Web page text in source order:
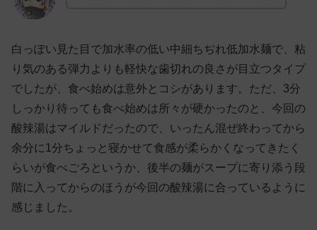
白っぽい見た目で加水率の低い中細ちぢれ低加水麺で、粘
り気のある弾力よりも軽快な歯切れの良さが目立つタイプ
でしたが、食べ始めは意外とコシがあります。ただ、3分
しっかり待っても食べ始めは所々が硬かったのと、今回の
酸辣湯はマイルドだったので、いったん混ぜ終わってから
余分に1分ちょっと寝かせて食感が柔らかくなってきたく
らいが食べごろというか、後半の麺がスープに寄り添う段
階に入ってからのほうが今回の酸辣湯に合っているように
感じました。